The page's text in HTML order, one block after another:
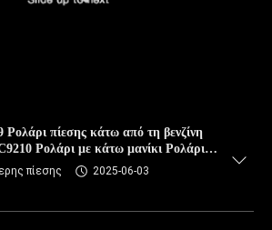
πίεσης κάτω από τη βενζίνη
Ρολάρι με κάτω μανίκι Ρολάρι
πίεσης
2025-06-03